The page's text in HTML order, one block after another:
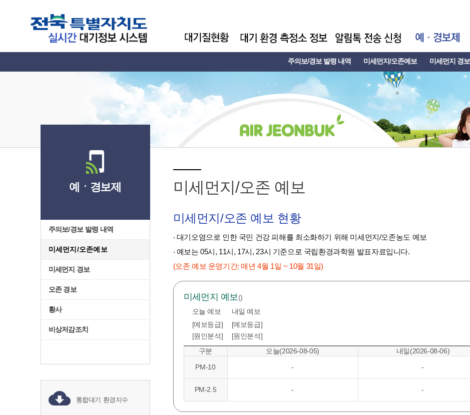
주의보/경보 발령 내역 미세먼지/오존예보 미세먼지 경보
예ㆍ경보제
주의보/경보 발령 내역
미세먼지/오존예보
미세먼지 경보
오존 경보
황사
비상저감조치
통합대기 환경지수
미세먼지/오존 예보
미세먼지/오존 예보 현황
‧ 대기오염으로 인한 국민 건강 피해를 최소화하기 위해 미세먼지/오존농도 예보
‧ 예보는 05시, 11시, 17시, 23시 기준으로 국립환경과학원 발표자료입니다.
(오존 예보 운영기간: 매년 4월 1일 ~ 10월 31일)
미세먼지 예보()
오늘 예보
내일 예보
[예보등급]
[예보등급]
[원인분석]
[원인분석]
구분
오늘(2026-08-05) 내일(2026-08-06)
PM-10
- -
PM-2.5 - -